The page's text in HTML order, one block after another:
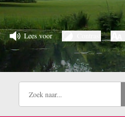
Lees voor